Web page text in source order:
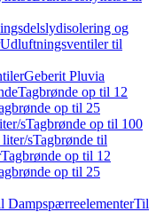
og
Udluftningsventiler til
Geberit Pluvia
Tagbrønde op til 12
op til 25
sTagbrønde op til 100
sTagbrønde til
Tagbrønde op til 12
op til 25
DampspærreelementerTil